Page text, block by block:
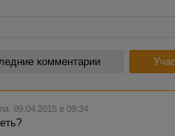
комментарии
09.04.2015 в 09:34